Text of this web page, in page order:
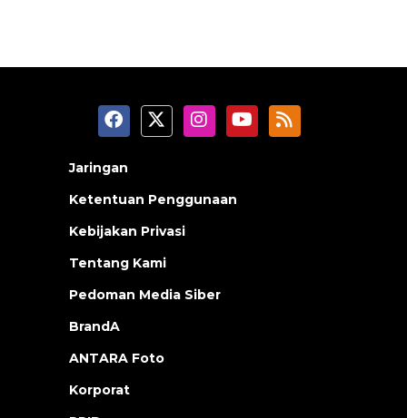
Jaringan
Ketentuan Penggunaan
Kebijakan Privasi
Tentang Kami
Pedoman Media Siber
BrandA
ANTARA Foto
Korporat